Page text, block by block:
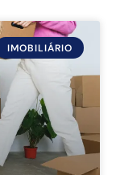
IMOBILIÁRIO